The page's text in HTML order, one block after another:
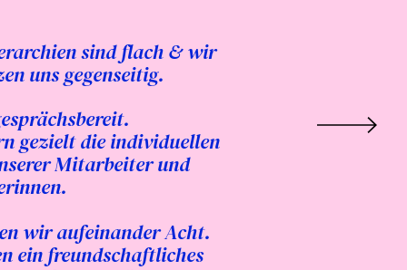
sind flach & wir
uns gegenseitig.
gezielt die individuellen
Mitarbeiter und
wir aufeinander Acht.
ein freundschaftliches